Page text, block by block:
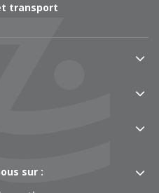
transport
sur :